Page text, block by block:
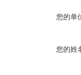
您的单
您的姓